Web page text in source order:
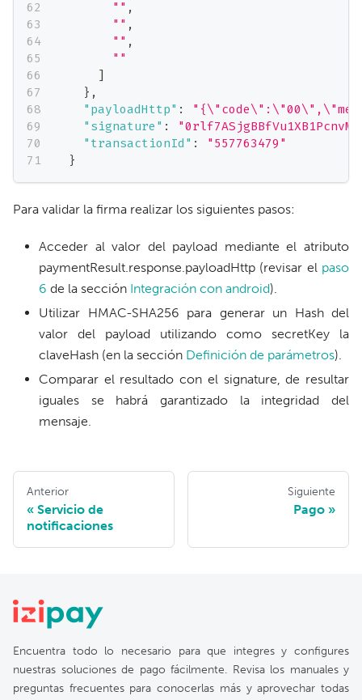
"" ,
"" ,
"" ,
""
]
} ,
"payloadHttp" :
"signature" :
"transactionId" :
"557763479"
}
Para validar la firma realizar los siguientes pasos:
Acceder al valor del payload mediante el atributo
paymentResult.response.payloadHttp (revisar el paso
6 de la sección Integración con android).
Utilizar HMAC-SHA256 para generar un Hash del
valor del payload utilizando como secretKey la
claveHash (en la sección Definición de parámetros).
Comparar el resultado con el signature, de resultar
iguales se habrá garantizado la integridad del
mensaje.
Anterior
Servicio de
notificaciones
Siguiente
Pago
Encuentra todo lo necesario para que integres y configures
nuestras soluciones de pago fácilmente. Revisa los manuales y
preguntas frecuentes para conocerlas más y aprovechar todas